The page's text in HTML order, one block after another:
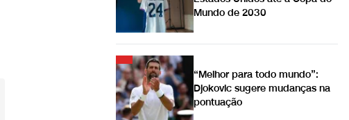
Mundo de 2030
“Melhor para todo mundo”:
Djokovic sugere mudanças na
pontuação